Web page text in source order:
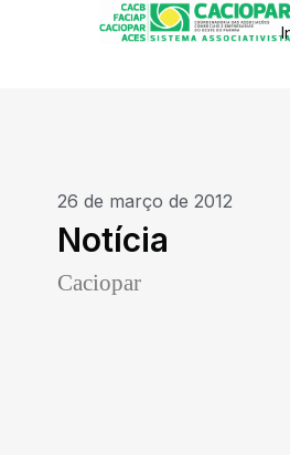
26 de março de 2012
Notícia
Caciopar